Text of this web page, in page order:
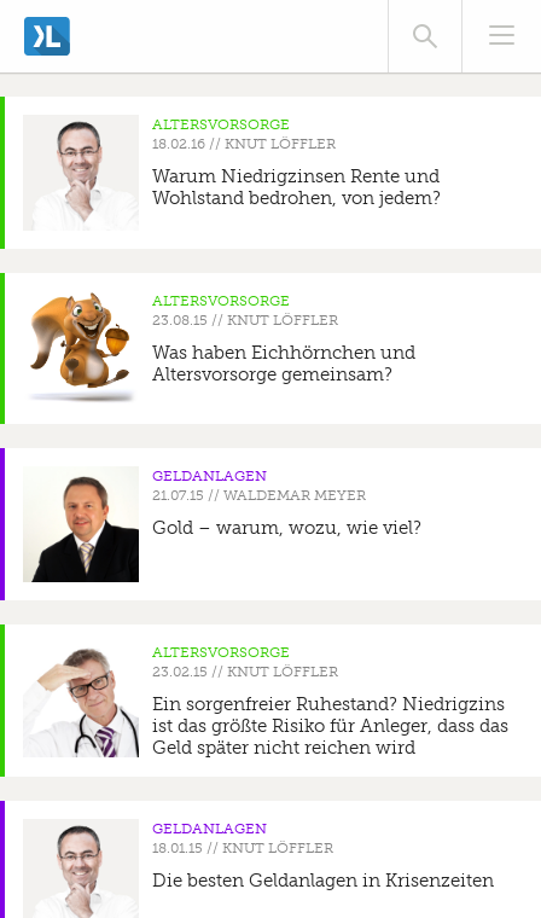
ALTERSVORSORGE
//KNUT LÖFFLER
Warum Niedrigzinsen Rente und
Wohlstand bedrohen, von jedem?
ALTERSVORSORGE
//KNUT LÖFFLER
Was haben Eichhörnchen und
Altersvorsorge gemeinsam?
GELDANLAGEN
//WALDEMAR MEYER
Gold – warum, wozu, wie viel?
ALTERSVORSORGE
//KNUT LÖFFLER
Ein sorgenfreier Ruhestand? Niedrigzins
ist das größte Risiko für Anleger, dass das
Geld später nicht reichen wird
GELDANLAGEN
//KNUT LÖFFLER
Die besten Geldanlagen in Krisenzeiten
unter Datenschutz.
Bestätigen